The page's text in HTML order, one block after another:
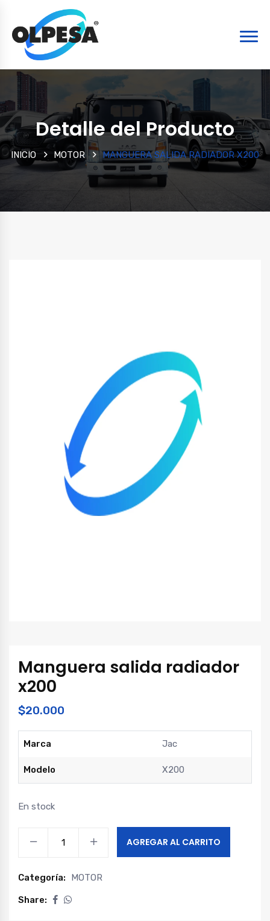
Detalle del Producto
INICIO MOTOR MANGUERA SALIDA RADIADOR X200
Manguera salida radiador
x200
$20.000
Marca Jac
Modelo X200
En stock
x200
quantity
AGREGAR AL CARRITO
Categoría: MOTOR
Share: